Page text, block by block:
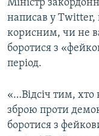
Міністр
написав у Twitter,
корисним, чи не
боротися з
період.
«…Відсіч тим, хто
зброю проти
боротися з